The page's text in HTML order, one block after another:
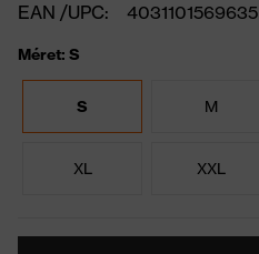
EAN /UPC:
4031101569635
Méret: S
S M
XL XXL